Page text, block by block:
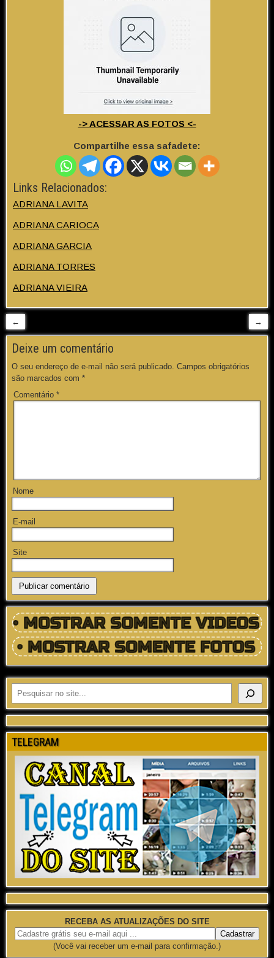
-> ACESSAR AS FOTOS <-
Compartilhe essa safadete:
Links Relacionados:
ADRIANA LAVITA
ADRIANA CARIOCA
ADRIANA GARCIA
ADRIANA TORRES
ADRIANA VIEIRA
← →
Deixe um comentário
O seu endereço de e-mail não será publicado. Campos obrigatórios
são marcados com *
Comentário *
Nome
E-mail
Site
TELEGRAM
RECEBA AS ATUALIZAÇÕES DO SITE
(Você vai receber um e-mail para confirmação.)